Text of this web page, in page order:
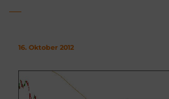
16. Oktober 2012